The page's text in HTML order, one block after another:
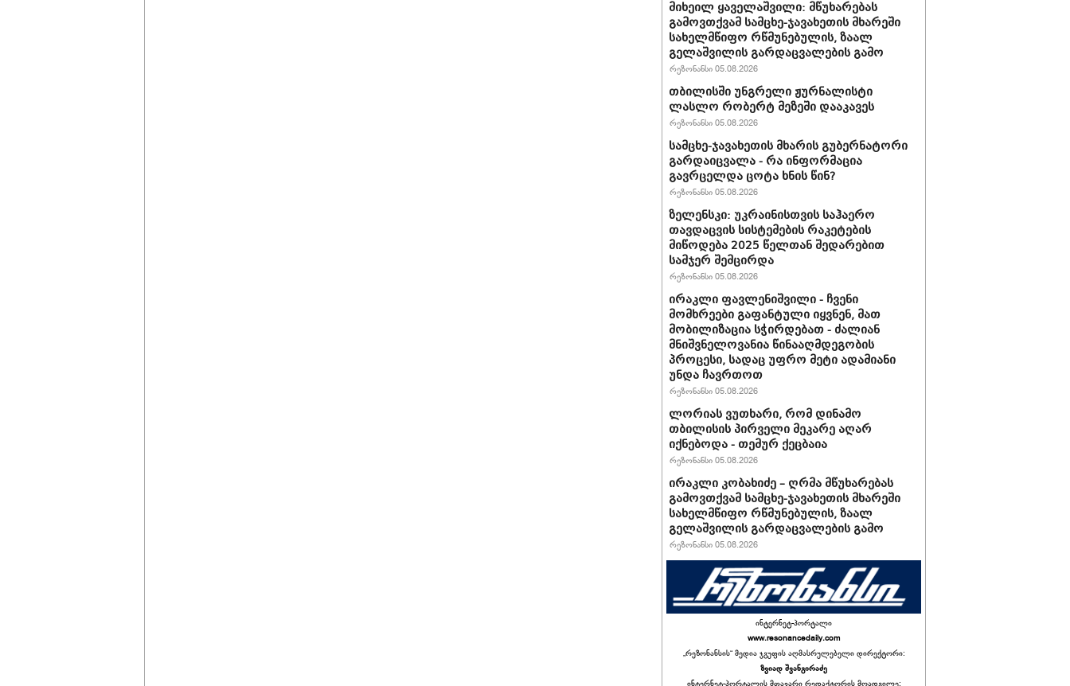
მიხეილ ყაველაშვილი: მწუხარებას
გამოვთქვამ სამცხე-ჯავახეთის მხარეში
სახელმწიფო რწმუნებულის, ზაალ
გელაშვილის გარდაცვალების გამო
რეზონანსი 05.08.2026
თბილისში უნგრელი ჟურნალისტი
ლასლო რობერტ მეზეში დააკავეს
რეზონანსი 05.08.2026
სამცხე-ჯავახეთის მხარის გუბერნატორი
გარდაიცვალა - რა ინფორმაცია
გავრცელდა ცოტა ხნის წინ?
რეზონანსი 05.08.2026
ზელენსკი: უკრაინისთვის საჰაერო
თავდაცვის სისტემების რაკეტების
მიწოდება 2025 წელთან შედარებით
სამჯერ შემცირდა
რეზონანსი 05.08.2026
ირაკლი ფავლენიშვილი - ჩვენი
მომხრეები გაფანტული იყვნენ, მათ
მობილიზაცია სჭირდებათ - ძალიან
მნიშვნელოვანია წინააღმდეგობის
პროცესი, სადაც უფრო მეტი ადამიანი
უნდა ჩავრთოთ
რეზონანსი 05.08.2026
ლორიას ვუთხარი, რომ დინამო
თბილისის პირველი მეკარე აღარ
იქნებოდა - თემურ ქეცბაია
რეზონანსი 05.08.2026
ირაკლი კობახიძე – ღრმა მწუხარებას
გამოვთქვამ სამცხე-ჯავახეთის მხარეში
სახელმწიფო რწმუნებულის, ზაალ
გელაშვილის გარდაცვალების გამო
რეზონანსი 05.08.2026
ინტერნეტ-პორტალი
www.resonancedaily.com
„რეზონანსის“ მედია ჯგუფის აღმასრულებელი დირექტორი:
ზვიად შვანგირაძე
ინტერნეტ-პორტალის მთავარი რედაქტორის მოადგილე: